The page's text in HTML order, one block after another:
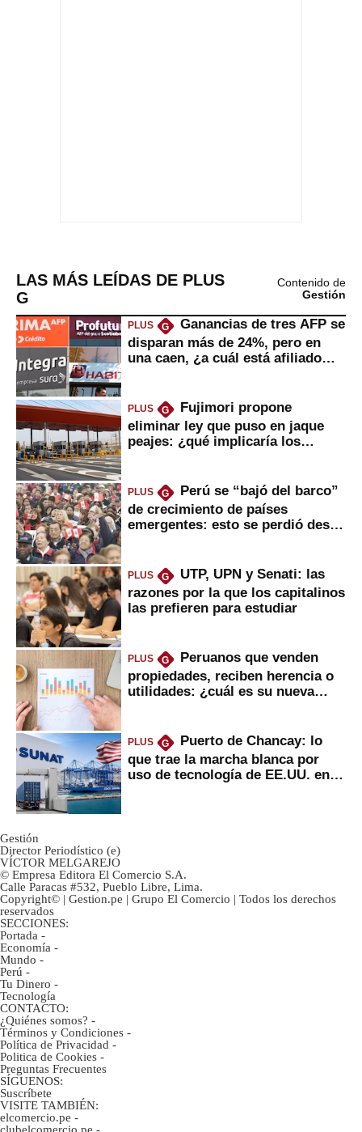
LAS MÁS LEÍDAS DE PLUS
G
Contenido de
Gestión
PLUS G
Ganancias de tres AFP se
disparan más de 24%, pero en
una caen, ¿a cuál está afiliado
PLUS G
Fujimori propone
eliminar ley que puso en jaque
peajes: ¿qué implicaría los
PLUS G
Perú se “bajó del barco”
de crecimiento de países
emergentes: esto se perdió desde
PLUS G
UTP, UPN y Senati: las
razones por la que los capitalinos
las prefieren para estudiar
PLUS G
Peruanos que venden
propiedades, reciben herencia o
utilidades: ¿cuál es su nueva
PLUS G
Puerto de Chancay: lo
que trae la marcha blanca por
uso de tecnología de EE.UU. en
Gestión
Director Periodístico (e)
VÍCTOR MELGAREJO
© Empresa Editora El Comercio S.A.
Calle Paracas #532, Pueblo Libre, Lima.
Copyright© | Gestion.pe | Grupo El Comercio | Todos los derechos
reservados
SECCIONES:
Portada -
Economía -
Mundo -
Perú -
Tu Dinero -
Tecnología
CONTACTO:
¿Quiénes somos? -
Términos y Condiciones -
Política de Privacidad -
Politica de Cookies -
Preguntas Frecuentes
SÍGUENOS:
Suscríbete
VISITE TAMBIÉN:
elcomercio.pe -